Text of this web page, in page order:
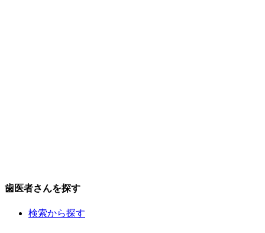
歯医者さんを探す
検索から探す